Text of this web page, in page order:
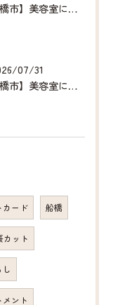
【船橋市】美容室に行けない…をなくしたい✂️✨
07/31
【船橋市】美容室に行けない…をなくしたい✂️✨
カード 船橋
カット
メント